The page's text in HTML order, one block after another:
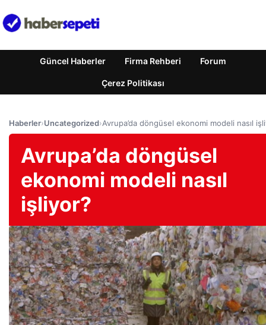
Güncel Haberler Firma Rehberi Forum
Çerez Politikası
Haberler›Uncategorized›Avrupa’da döngüsel ekonomi modeli nasıl
Avrupa’da döngüsel
ekonomi modeli nasıl
işliyor?